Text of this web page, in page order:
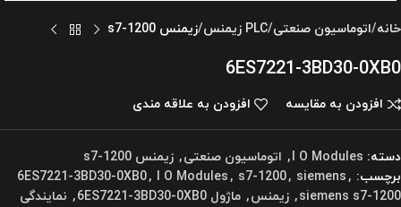
خانه اتوماسیون صنعتی PLC زیمنس زیمنس s7-1200
6ES7221-3BD30-0XB0
افزودن به مقایسه افزودن به علاقه مندی
دسته: I O Modules
, اتوماسیون صنعتی, زیمنس s7-1200
برچسب:
6ES7221-3BD30-0XB0, I O Modules, s7-1200, siemens,
siemens s7-1200
, زیمنس, ماژول 6ES7221-3BD30-0XB0 , نمایندگی